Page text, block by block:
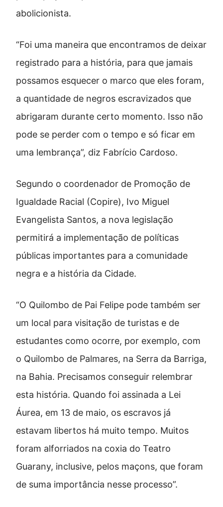
abolicionista.
“Foi uma maneira que encontramos de deixar
registrado para a história, para que jamais
possamos esquecer o marco que eles foram,
a quantidade de negros escravizados que
abrigaram durante certo momento. Isso não
pode se perder com o tempo e só ficar em
uma lembrança”, diz Fabrício Cardoso.
Segundo o coordenador de Promoção de
Igualdade Racial (Copire), Ivo Miguel
Evangelista Santos, a nova legislação
permitirá a implementação de políticas
públicas importantes para a comunidade
negra e a história da Cidade.
“O Quilombo de Pai Felipe pode também ser
um local para visitação de turistas e de
estudantes como ocorre, por exemplo, com
o Quilombo de Palmares, na Serra da Barriga,
na Bahia. Precisamos conseguir relembrar
esta história. Quando foi assinada a Lei
Áurea, em 13 de maio, os escravos já
estavam libertos há muito tempo. Muitos
foram alforriados na coxia do Teatro
Guarany, inclusive, pelos maçons, que foram
de suma importância nesse processo”.